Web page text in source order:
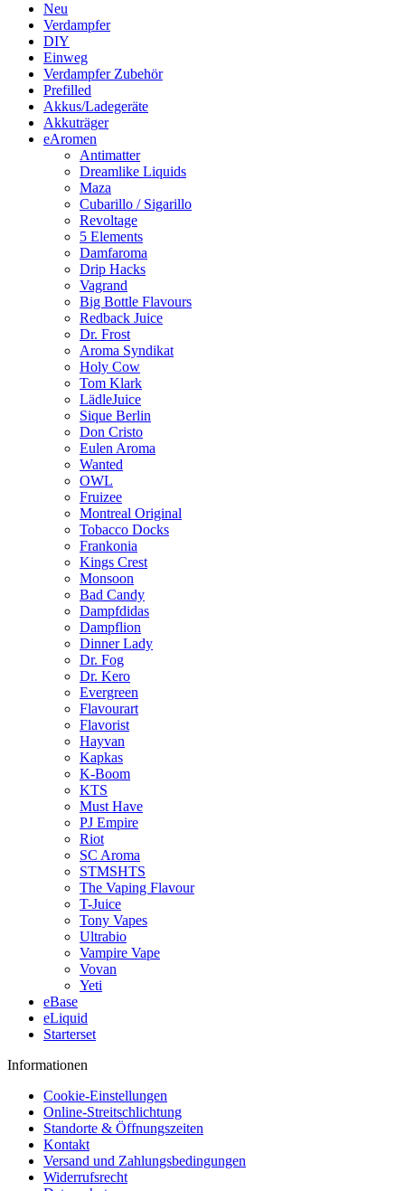
Neu
Verdampfer
DIY
Einweg
Verdampfer Zubehör
Prefilled
Akkus/Ladegeräte
Akkuträger
eAromen
Antimatter
Dreamlike Liquids
Maza
Cubarillo / Sigarillo
Revoltage
5 Elements
Damfaroma
Drip Hacks
Vagrand
Big Bottle Flavours
Redback Juice
Dr. Frost
Aroma Syndikat
Holy Cow
Tom Klark
LädleJuice
Sique Berlin
Don Cristo
Eulen Aroma
Wanted
OWL
Fruizee
Montreal Original
Tobacco Docks
Frankonia
Kings Crest
Monsoon
Bad Candy
Dampfdidas
Dampflion
Dinner Lady
Dr. Fog
Dr. Kero
Evergreen
Flavourart
Flavorist
Hayvan
Kapkas
K-Boom
KTS
Must Have
PJ Empire
Riot
SC Aroma
STMSHTS
The Vaping Flavour
T-Juice
Tony Vapes
Ultrabio
Vampire Vape
Vovan
Yeti
eBase
eLiquid
Starterset
Informationen
Cookie-Einstellungen
Online-Streitschlichtung
Standorte & Öffnungszeiten
Kontakt
Versand und Zahlungsbedingungen
Widerrufsrecht